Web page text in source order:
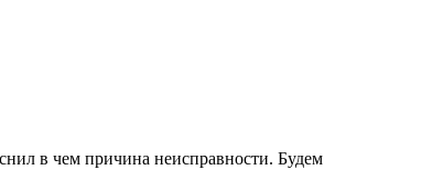
в чем причина неисправности. Будем